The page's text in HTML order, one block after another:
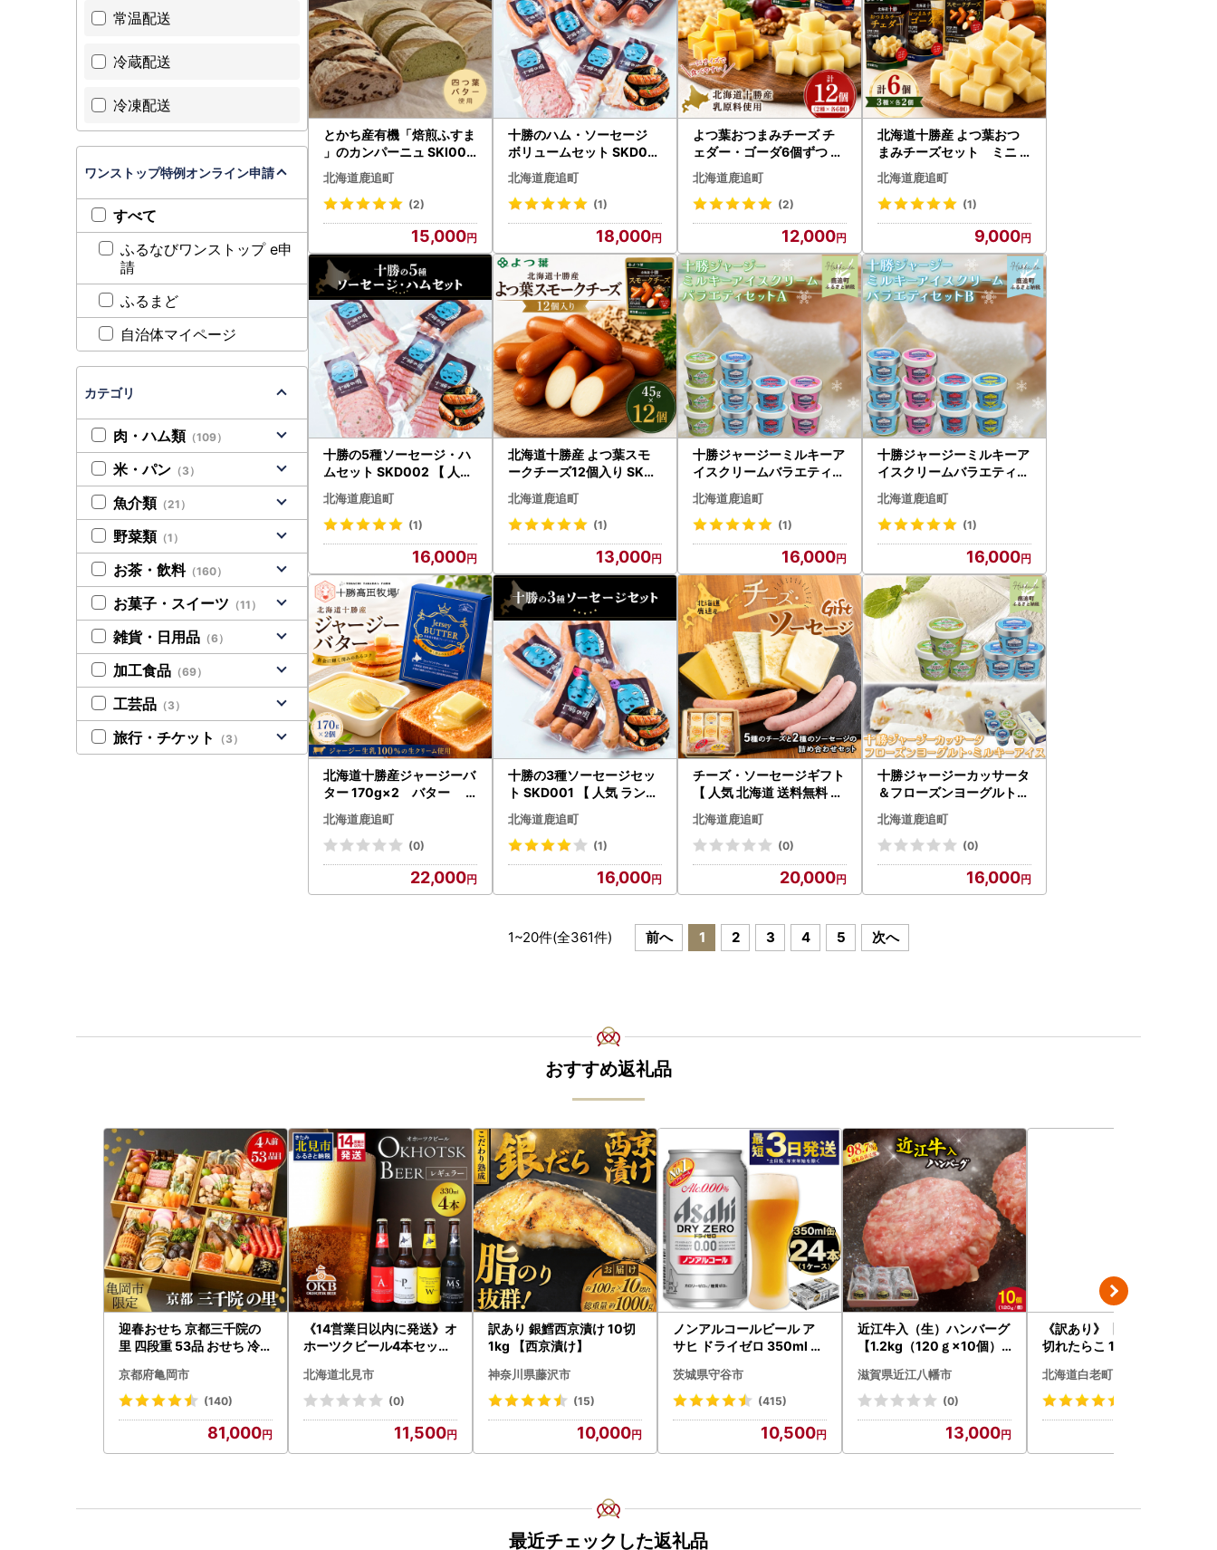
とかち産有機「焙煎ふすま
」のカンパーニュ SKI003
【 北海道 鹿追町 送料無料
】
北海道鹿追町
(2)
15,000
十勝のハム・ソーセージ
ボリュームセット SKD00
3 【 人気 北海道 送料無料
】
北海道鹿追町
(1)
18,000
よつ葉おつまみチーズ チ
ェダー・ゴーダ6個ずつ S
KA031
北海道鹿追町
(2)
12,000
北海道十勝産 よつ葉おつ
まみチーズセット ミニ
【 おすすめ ギフト セット
鹿追町 送料無料 】 SKA02
4
北海道鹿追町
(1)
9,000
十勝の5種ソーセージ・ハ
ムセット SKD002 【 人気
北海道 送料無料 】
北海道鹿追町
(1)
16,000
北海道十勝産 よつ葉スモ
ークチーズ12個入り SKA0
28
北海道鹿追町
(1)
13,000
十勝ジャージーミルキーア
イスクリームバラエティセ
ットA SKM004 【 人気 北
海道 鹿追町 送料無料 】 S
KM004
北海道鹿追町
(1)
16,000
十勝ジャージーミルキーア
イスクリームバラエティセ
ットB SKM005 【 人気 北
海道 鹿追町 送料無料 】 S
KM005
北海道鹿追町
(1)
16,000
北海道十勝産ジャージーバ
ター 170g×2 バター S
KM083
北海道鹿追町
(0)
22,000
十勝の3種ソーセージセッ
ト SKD001 【 人気 ランキ
ング 行者にんにく 北海
道 送料無料 】
北海道鹿追町
(1)
16,000
チーズ・ソーセージギフト
【 人気 北海道 送料無料 】
SKH001
北海道鹿追町
(0)
20,000
十勝ジャージーカッサータ
＆フローズンヨーグルト・
ミルキーアイス SKM011
【 北海道 鹿追町 送料無料
】
北海道鹿追町
(0)
16,000
1~20件(全361件) 前へ 1 2 3 4 5 次へ
常温配送
冷蔵配送
冷凍配送
ワンストップ特例オンライン申請
すべて
ふるなびワンストップ e申
請
ふるまど
自治体マイページ
カテゴリ
肉・ハム類 （109）
米・パン （3）
魚介類 （21）
野菜類 （1）
お茶・飲料（160）
お菓子・スイーツ （11）
雑貨・日用品 （6）
加工食品 （69）
工芸品 （3）
旅行・チケット （3）
おすすめ返礼品
迎春おせち 京都三千院の
里 四段重 53品 おせち 冷蔵
京都府亀岡市
(140)
81,000
《14営業日以内に発送》オ
ホーツクビール4本セット
クラフトビール 瓶ビール
贈答 ギフト 贈り物 お中元
い プレゼント モルトビー
北海道北見市
(0)
11,500
訳あり 銀鱈西京漬け 10切
1kg 【西京漬け】
神奈川県藤沢市
(15)
10,000
ノンアルコールビール ア
サヒ ドライゼロ 350ml 24
守谷市
茨城県守谷市
(415)
10,500
近江牛入（生）ハンバーグ
【1.2kg（120ｇ×10個）
滋賀県近江八幡市
(0)
13,000
《訳あり》【虎杖浜加工】
切れたらこ 100ｇ×8個 80
北海道白老町
最近チェックした返礼品